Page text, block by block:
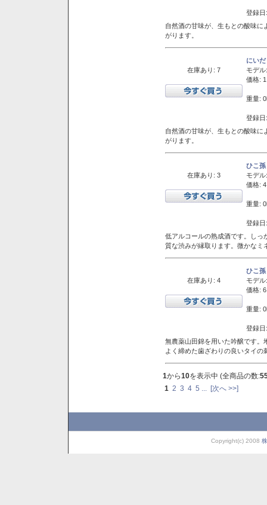
登録
自然酒の甘味が、生もとの酸味
がります。
在庫あり: 7
にい
モデル:
価格:
重量:
登録
自然酒の甘味が、生もとの酸味
がります。
在庫あり: 3
ひこ
モデル:
価格:
重量:
登録
低アルコールの熟成酒です。しっ
質な渋みが縁取ります。微かなミ
在庫あり: 4
ひこ
モデル:
価格:
重量:
登録
無農薬山田錦を用いた吟醸です
よく締めた歯ざわりの良いタイ
1から10を表示中 (全商品の数:
1 2 3 4 5 [次へ >>]
Copyright(c) 2008